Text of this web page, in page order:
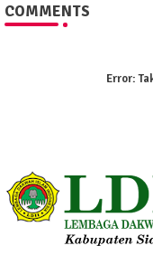
COMMENTS
Error: